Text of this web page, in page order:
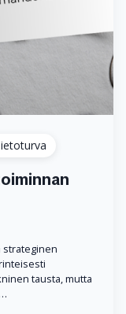
strateginen
tausta, mutta